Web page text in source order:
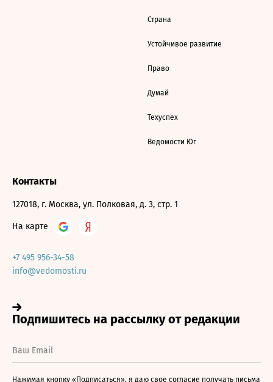
Страна
Устойчивое развитие
Право
Думай
Техуспех
Ведомости Юг
Контакты
127018, г. Москва, ул. Полковая, д. 3, стр. 1
На карте
+7 495 956-34-58
info@vedomosti.ru
Нажимая кнопку «Подписаться», я даю свое согласие получать письма